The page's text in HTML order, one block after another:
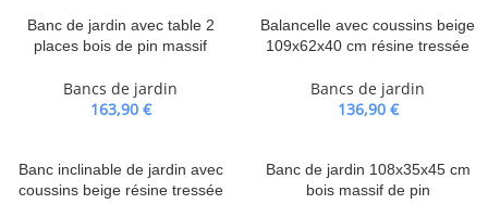
Banc de jardin avec table 2
places bois de pin massif
Bancs de jardin
163,90 €
Balancelle avec coussins beige
109x62x40 cm résine tressée
Bancs de jardin
136,90 €
Banc inclinable de jardin avec
coussins beige résine tressée
Banc de jardin 108x35x45 cm
bois massif de pin